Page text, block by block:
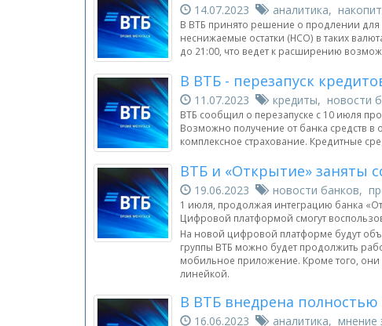
14.07.2023 аналитика,
В ВТБ принято решение о продлении для
неснижаемые остатки (НСО) в таких
до 21:00, что ведет к расширению
В ВТБ - перезапуск
11.07.2023 кредиты, новости
ВТБ сообщил о перезапуске с 10 июля
Возможно получение от банка средств
комплексное страхование. Кредитные
ВТБ и «Открытие» заняты
19.06.2023 новости банков,
1 июля, продолжая интеграцию банка
Цифровой платформой смогут
На новой цифровой платформе будут
группы ВТБ можно будет продолжить
мобильное приложение. Кроме того,
линейкой.
В ВТБ внедрена полностью
16.06.2023 аналитика, мнение